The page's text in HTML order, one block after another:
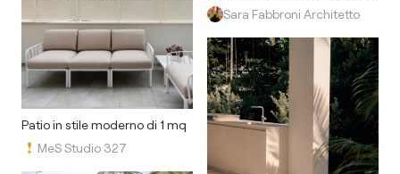
Patio in stile moderno di 1 mq
MeS Studio 327
Sara Fabbroni Architetto